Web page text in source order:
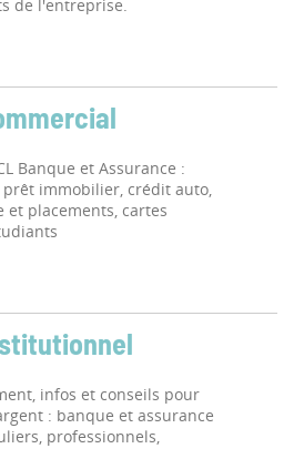
de l'entreprise.
Banque et Assurance :
prêt immobilier, crédit auto,
et placements, cartes
infos et conseils pour
: banque et assurance
professionnels,